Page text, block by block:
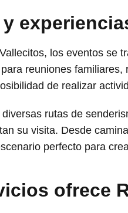
los eventos se
reuniones
de realizar
rutas de
su visita. Desde
perfecto para
ofrece